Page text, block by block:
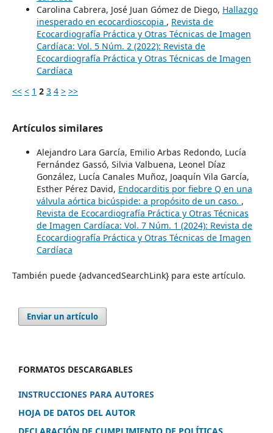
Carolina Cabrera, José Juan Gómez de Diego, Hallazgo
inesperado en ecocardioscopia , Revista de
Ecocardiografía Práctica y Otras Técnicas de Imagen
Cardíaca: Vol. 5 Núm. 2 (2022): Revista de
Ecocardiografía Práctica y Otras Técnicas de Imagen
Cardíaca
<< < 1 2 3 4 > >>
Artículos similares
Alejandro Lara García, Emilio Arbas Redondo, Lucía
Fernández Gassó, Silvia Valbuena, Leonel Díaz
González, Lucía Canales Muñoz, Joaquín Vila García,
Esther Pérez David, Endocarditis por fiebre Q en una
válvula aórtica bicúspide: a propósito de un caso. ,
Revista de Ecocardiografía Práctica y Otras Técnicas
de Imagen Cardíaca: Vol. 7 Núm. 1 (2024): Revista de
Ecocardiografía Práctica y Otras Técnicas de Imagen
Cardíaca
También puede {advancedSearchLink} para este artículo.
Enviar un artículo
FORMATOS DESCARGABLES
INSTRUCCIONES PARA AUTORES
HOJA DE DATOS DEL AUTOR